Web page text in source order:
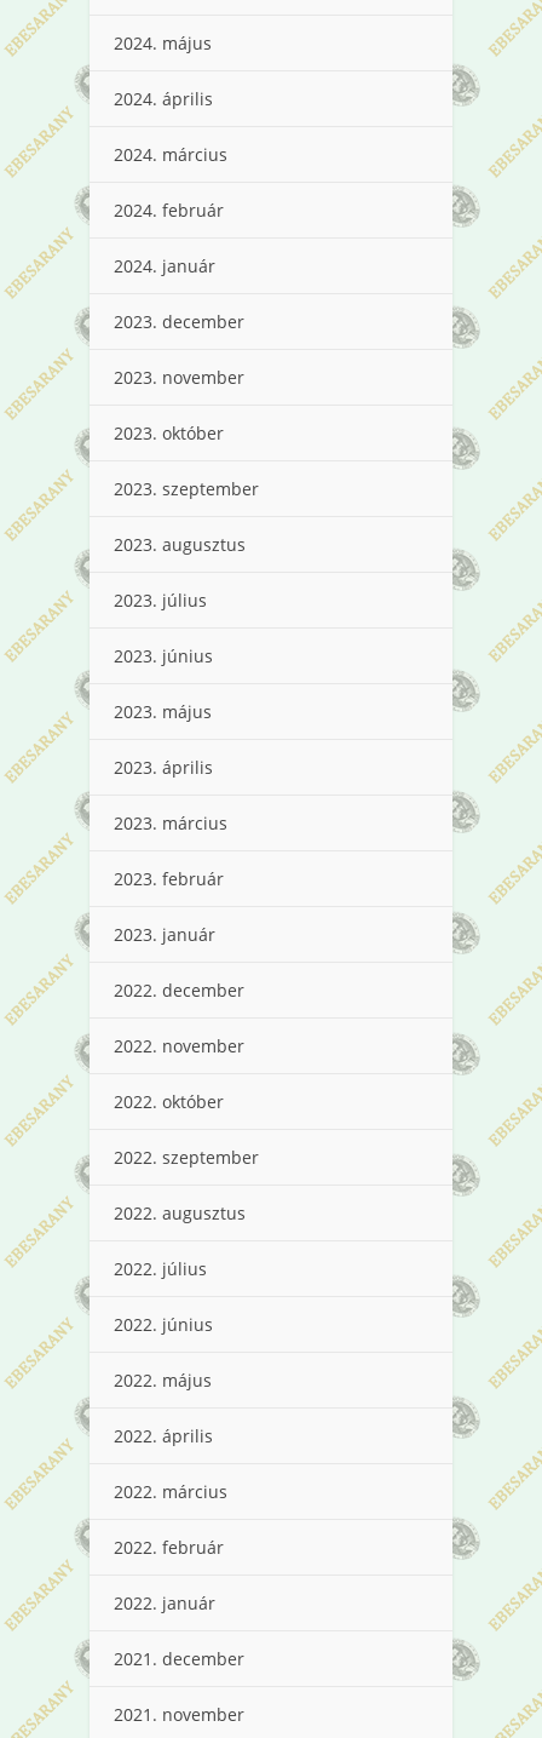
2024. május
2024. április
2024. március
2024. február
2024. január
2023. december
2023. november
2023. október
2023. szeptember
2023. augusztus
2023. július
2023. június
2023. május
2023. április
2023. március
2023. február
2023. január
2022. december
2022. november
2022. október
2022. szeptember
2022. augusztus
2022. július
2022. június
2022. május
2022. április
2022. március
2022. február
2022. január
2021. december
2021. november